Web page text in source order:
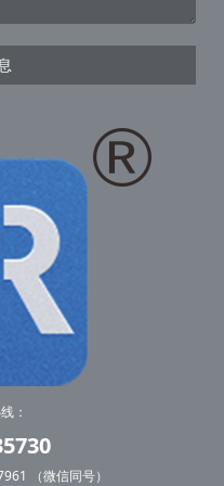
：
（微信同号）